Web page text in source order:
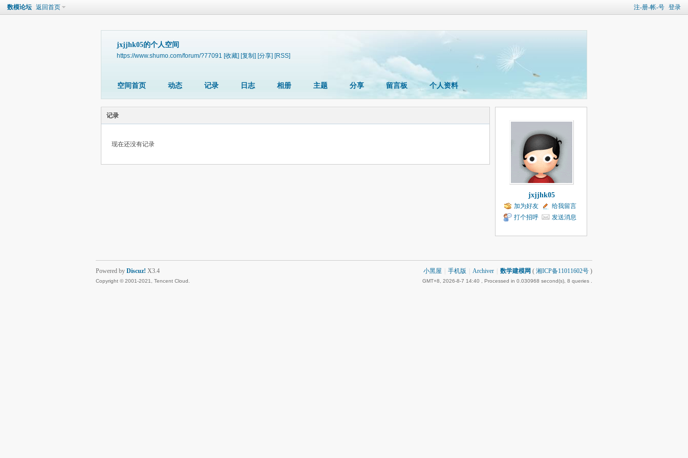
注-册-帐-号 登录
数模论坛 返回首页
jxjjhk05的个人空间
https://www.shumo.com/forum/?77091 [收藏] [复制] [分享] [RSS]
空间首页 动态 记录 日志 相册 主题 分享 留言板 个人资料
记录
现在还没有记录
jxjjhk05
加为好友
给我留言
打个招呼
发送消息
小黑屋 手机版 Archiver 数学建模网 ( 湘ICP备11011602号 )
GMT+8, 2026-8-7 14:40 , Processed in 0.030968 second(s), 8 queries .
Powered by Discuz! X3.4
Copyright © 2001-2021, Tencent Cloud.